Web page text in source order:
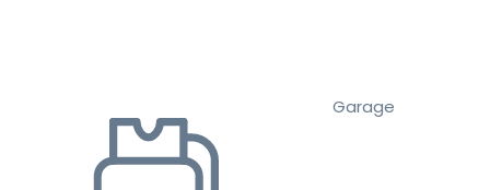
Garage